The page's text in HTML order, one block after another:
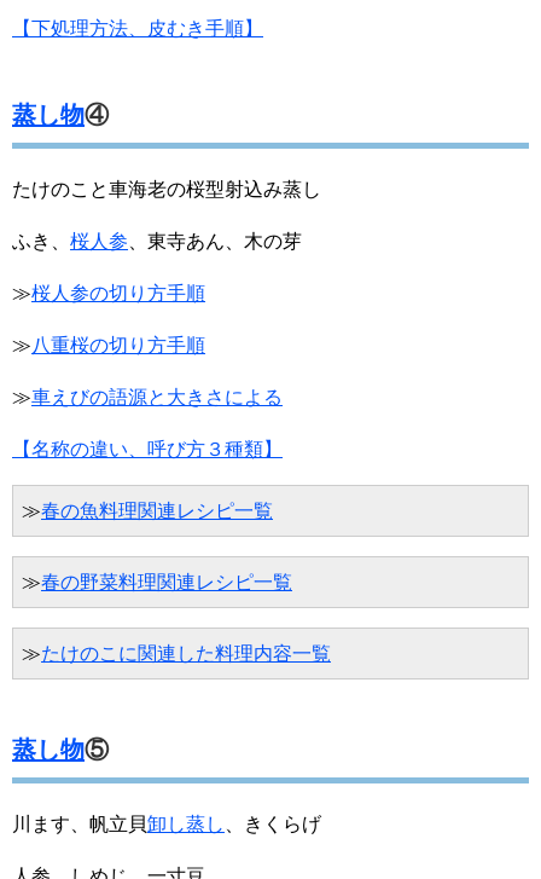
【下処理方法、皮むき手順】
蒸し物④
たけのこと車海老の桜型射込み蒸し
ふき、 桜人参 、東寺あん、木の芽
≫桜人参の切り方手順
≫八重桜の切り方手順
≫車えびの語源と大きさによる
【名称の違い、呼び方３種類】
≫春の魚料理関連レシピ一覧
≫春の野菜料理関連レシピ一覧
≫たけのこに関連した料理内容一覧
蒸し物⑤
川ます、帆立貝卸し蒸し 、きくらげ